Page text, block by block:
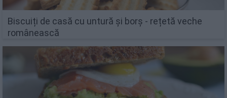
Biscuiți de casă cu untură și borș - rețetă veche
românească